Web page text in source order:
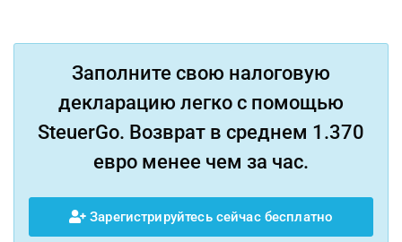
Заполните свою налоговую
декларацию легко с помощью
SteuerGo. Возврат в среднем 1.370
евро менее чем за час.
Зарегистрируйтесь сейчас бесплатно